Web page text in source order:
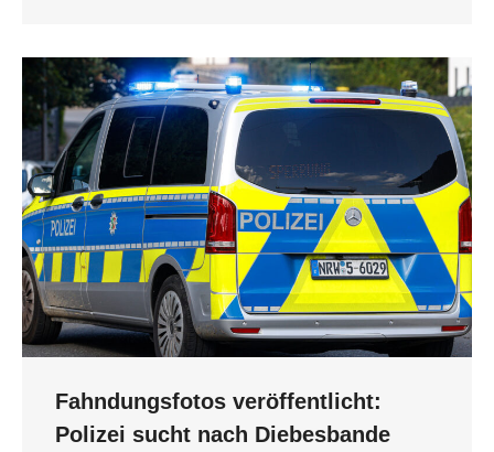
Fahndungsfotos veröffentlicht:
Polizei sucht nach Diebesbande